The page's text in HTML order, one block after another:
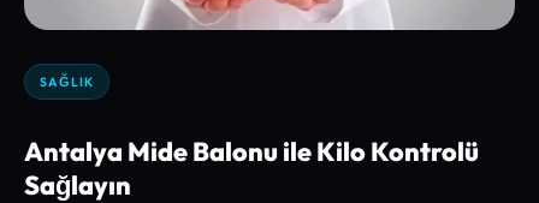
SAĞLIK
Antalya Mide Balonu ile Kilo Kontrolü
Sağlayın